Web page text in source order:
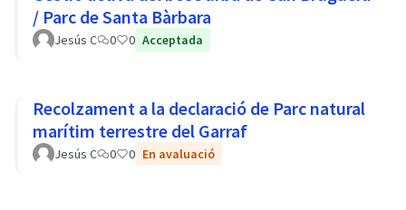
/ Parc de Santa Bàrbara
Jesús C 0 0 Acceptada
Recolzament a la declaració de Parc natural
marítim terrestre del Garraf
Jesús C 0 0 En avaluació